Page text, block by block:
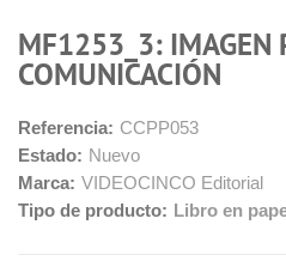
MF1253_3: IMAGEN
COMUNICACIÓN
Referencia: CCPP053
Estado: Nuevo
Marca: VIDEOCINCO Editorial
Tipo de producto: Libro en